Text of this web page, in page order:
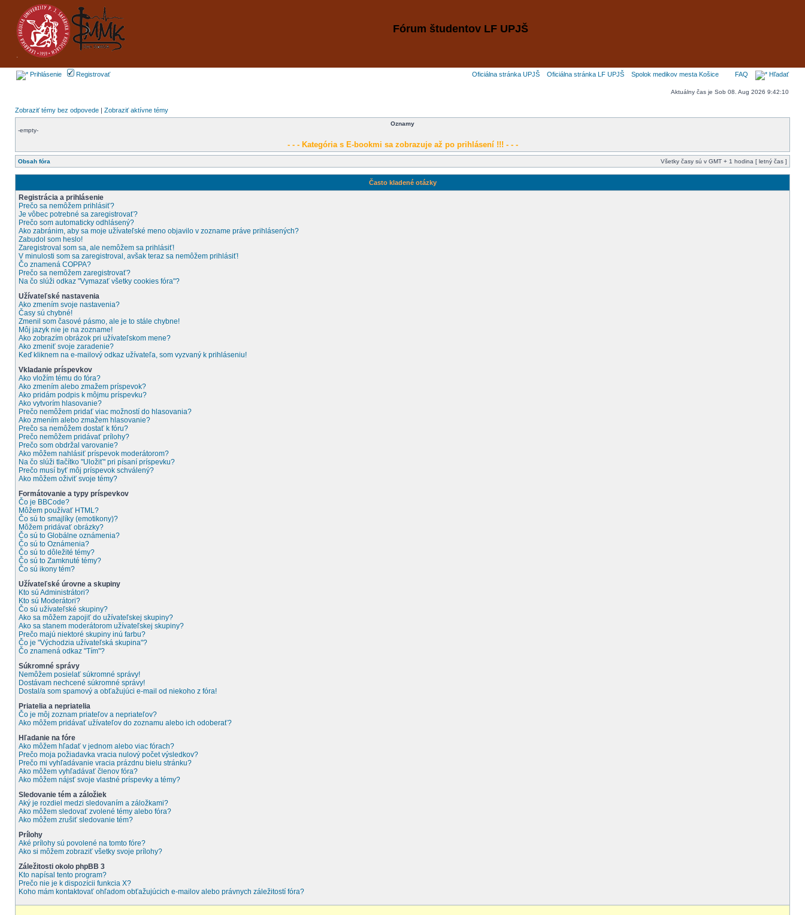
Fórum študentov LF UPJŠ
Prihlásenie Registrovať Oficiálna stránka UPJŠ Oficiálna stránka LF UPJŠ Spolok medikov mesta Košice FAQ Hľadať
Aktuálny čas je Sob 08. Aug 2026 9:42:10
Zobraziť témy bez odpovede | Zobraziť aktívne témy
Oznamy
-empty-
- - - Kategória s E-bookmi sa zobrazuje až po prihlásení !!! - - -
Obsah fóra Všetky časy sú v GMT + 1 hodina [ letný čas ]
Často kladené otázky
Registrácia a prihlásenie
Prečo sa nemôžem prihlásiť?
Je vôbec potrebné sa zaregistrovať?
Prečo som automaticky odhlásený?
Ako zabránim, aby sa moje užívateľské meno objavilo v zozname práve prihlásených?
Zabudol som heslo!
Zaregistroval som sa, ale nemôžem sa prihlásiť!
V minulosti som sa zaregistroval, avšak teraz sa nemôžem prihlásiť!
Čo znamená COPPA?
Prečo sa nemôžem zaregistrovať?
Na čo slúži odkaz "Vymazať všetky cookies fóra"?
Užívateľské nastavenia
Ako zmením svoje nastavenia?
Časy sú chybné!
Zmenil som časové pásmo, ale je to stále chybne!
Môj jazyk nie je na zozname!
Ako zobrazím obrázok pri užívateľskom mene?
Ako zmeniť svoje zaradenie?
Keď kliknem na e-mailový odkaz užívateľa, som vyzvaný k prihláseniu!
Vkladanie príspevkov
Ako vložím tému do fóra?
Ako zmením alebo zmažem príspevok?
Ako pridám podpis k môjmu príspevku?
Ako vytvorím hlasovanie?
Prečo nemôžem pridať viac možností do hlasovania?
Ako zmením alebo zmažem hlasovanie?
Prečo sa nemôžem dostať k fóru?
Prečo nemôžem pridávať prílohy?
Prečo som obdržal varovanie?
Ako môžem nahlásiť príspevok moderátorom?
Na čo slúži tlačítko "Uložiť" pri písaní príspevku?
Prečo musí byť môj príspevok schválený?
Ako môžem oživiť svoje témy?
Formátovanie a typy príspevkov
Čo je BBCode?
Môžem používať HTML?
Čo sú to smajlíky (emotikony)?
Môžem pridávať obrázky?
Čo sú to Globálne oznámenia?
Čo sú to Oznámenia?
Čo sú to dôležité témy?
Čo sú to Zamknuté témy?
Čo sú ikony tém?
Užívateľské úrovne a skupiny
Kto sú Administrátori?
Kto sú Moderátori?
Čo sú užívateľské skupiny?
Ako sa môžem zapojiť do užívateľskej skupiny?
Ako sa stanem moderátorom užívateľskej skupiny?
Prečo majú niektoré skupiny inú farbu?
Čo je "Východzia užívateľská skupina"?
Čo znamená odkaz "Tím"?
Súkromné správy
Nemôžem posielať súkromné správy!
Dostávam nechcené súkromné správy!
Dostal/a som spamový a obťažujúci e-mail od niekoho z fóra!
Priatelia a nepriatelia
Čo je môj zoznam priateľov a nepriateľov?
Ako môžem pridávať užívateľov do zoznamu alebo ich odoberať?
Hľadanie na fóre
Ako môžem hľadať v jednom alebo viac fórach?
Prečo moja požiadavka vracia nulový počet výsledkov?
Prečo mi vyhľadávanie vracia prázdnu bielu stránku?
Ako môžem vyhľadávať členov fóra?
Ako môžem nájsť svoje vlastné príspevky a témy?
Sledovanie tém a záložiek
Aký je rozdiel medzi sledovaním a záložkami?
Ako môžem sledovať zvolené témy alebo fóra?
Ako môžem zrušiť sledovanie tém?
Prílohy
Aké prílohy sú povolené na tomto fóre?
Ako si môžem zobraziť všetky svoje prílohy?
Záležitosti okolo phpBB 3
Kto napísal tento program?
Prečo nie je k dispozícii funkcia X?
Koho mám kontaktovať ohľadom obťažujúcich e-mailov alebo právnych záležitostí fóra?